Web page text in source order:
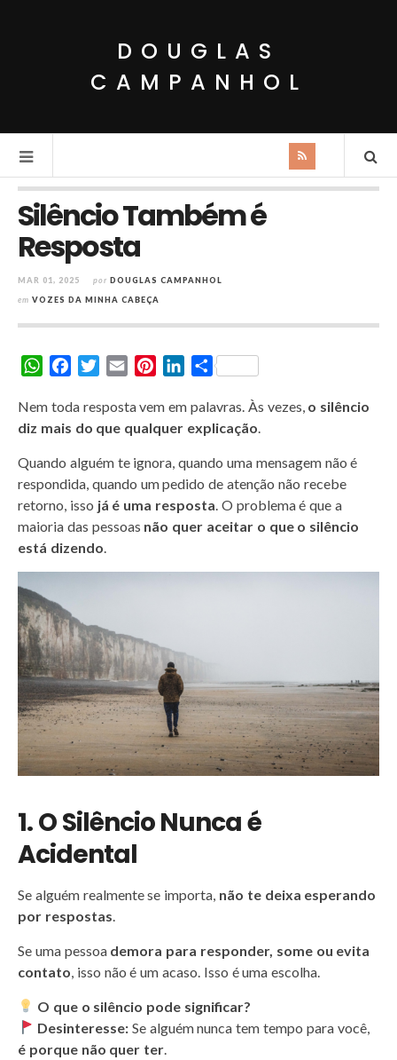
DOUGLAS
CAMPANHOL
Silêncio Também é
Resposta
MAR 01, 2025 por DOUGLAS CAMPANHOL
em VOZES DA MINHA CABEÇA
W
a
t
A
p
p
c
e
o
o
k
i
t
e
r
a
i
n
t
r
e
s
t
n
k
d
I
n
S
a
r
Nem toda resposta vem em palavras. Às vezes, o silêncio
diz mais do que qualquer explicação.
Quando alguém te ignora, quando uma mensagem não é
respondida, quando um pedido de atenção não recebe
retorno, isso já é uma resposta. O problema é que a
maioria das pessoas não quer aceitar o que o silêncio
está dizendo.
1. O Silêncio Nunca é
Acidental
Se alguém realmente se importa, não te deixa esperando
por respostas.
Se uma pessoa demora para responder, some ou evita
contato, isso não é um acaso. Isso é uma escolha.
O que o silêncio pode significar?
Desinteresse: Se alguém nunca tem tempo para você,
é porque não quer ter.